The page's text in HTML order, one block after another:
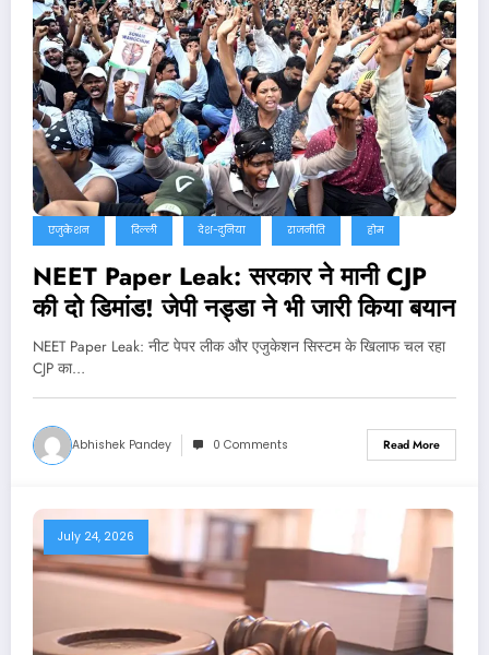
एजुकेशन दिल्ली देश-दुनिया राजनीति होम
NEET Paper Leak: सरकार ने मानी CJP
की दो डिमांड! जेपी नड्डा ने भी जारी किया बयान
NEET Paper Leak: नीट पेपर लीक और एजुकेशन सिस्टम के खिलाफ चल रहा
CJP का…
Abhishek Pandey 0 Comments Read More
July 24, 2026